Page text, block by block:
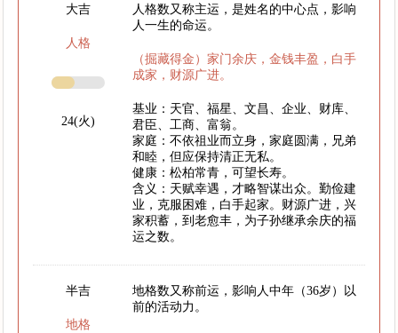
大吉
人格
24(火)
人格数又称主运，是姓名的中心点，影响
人一生的命运。
（掘藏得金）家门余庆，金钱丰盈，白手
成家，财源广进。
基业：天官、福星、文昌、企业、财库、
君臣、工商、富翁。
家庭：不依祖业而立身，家庭圆满，兄弟
和睦，但应保持清正无私。
健康：松柏常青，可望长寿。
含义：天赋幸遇，才略智谋出众。勤俭建
业，克服困难，白手起家。财源广进，兴
家积蓄，到老愈丰，为子孙继承余庆的福
运之数。
半吉
地格
地格数又称前运，影响人中年（36岁）以
前的活动力。